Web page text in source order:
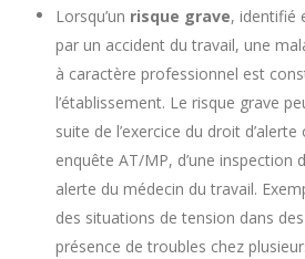
Lorsqu’un risque grave, identifié
par un accident du travail, une
à caractère professionnel est
l’établissement. Le risque grave
suite de l’exercice du droit
enquête AT/MP, d’une inspection
alerte du médecin du travail.
des situations de tension dans
présence de troubles chez